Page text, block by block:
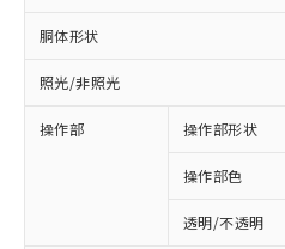
胴体形状
照光/非照光
操作部 操作部形状
操作部色
透明/不透明